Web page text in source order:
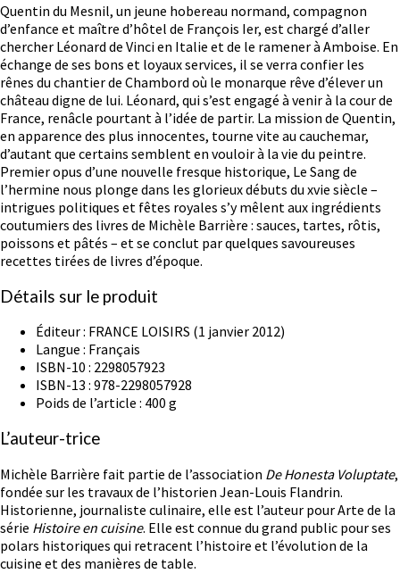
Quentin du Mesnil, un jeune hobereau normand, compagnon
d’enfance et maître d’hôtel de François Ier, est chargé d’aller
chercher Léonard de Vinci en Italie et de le ramener à Amboise. En
échange de ses bons et loyaux services, il se verra confier les
rênes du chantier de Chambord où le monarque rêve d’élever un
château digne de lui. Léonard, qui s’est engagé à venir à la cour de
France, renâcle pourtant à l’idée de partir. La mission de Quentin,
en apparence des plus innocentes, tourne vite au cauchemar,
d’autant que certains semblent en vouloir à la vie du peintre.
Premier opus d’une nouvelle fresque historique, Le Sang de
l’hermine nous plonge dans les glorieux débuts du xvie siècle –
intrigues politiques et fêtes royales s’y mêlent aux ingrédients
coutumiers des livres de Michèle Barrière : sauces, tartes, rôtis,
poissons et pâtés – et se conclut par quelques savoureuses
recettes tirées de livres d’époque.
Détails sur le produit
Éditeur : FRANCE LOISIRS (1 janvier 2012)
Langue : Français
ISBN-10 : 2298057923
ISBN-13 : 978-2298057928
Poids de l’article : 400 g
L’auteur-trice
Michèle Barrière fait partie de l’association De Honesta Voluptate,
fondée sur les travaux de l’historien Jean-Louis Flandrin.
Historienne, journaliste culinaire, elle est l’auteur pour Arte de la
série Histoire en cuisine. Elle est connue du grand public pour ses
polars historiques qui retracent l’histoire et l’évolution de la
cuisine et des manières de table.